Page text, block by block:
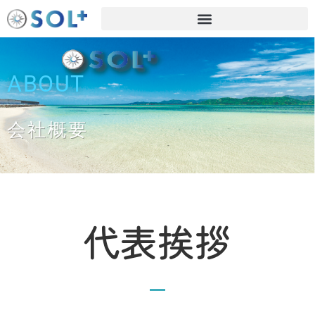
ABOUT
会社概要
代表挨拶